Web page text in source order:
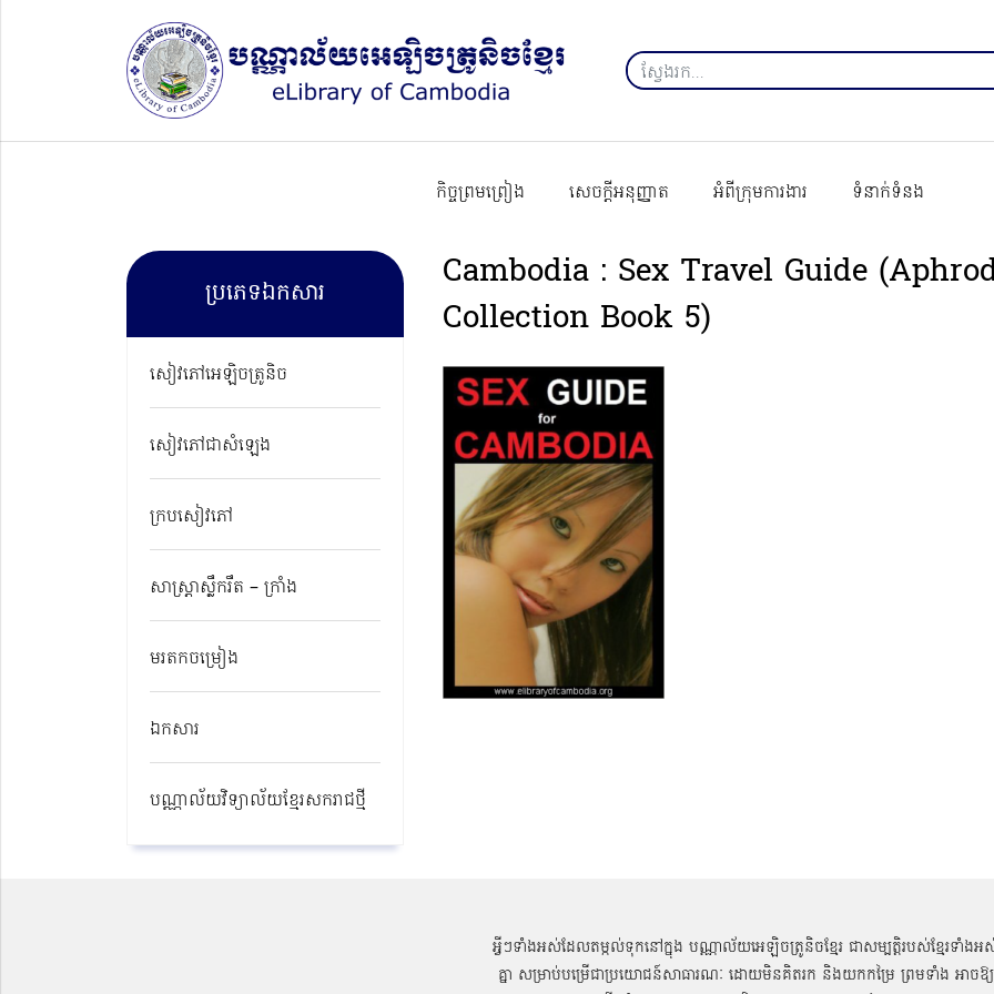
កិច្ចព្រមព្រៀង សេចក្ដីអនុញ្ញាត អំពីក្រុមការងារ ទំនាក់ទំនង
ប្រភេទឯកសារ
សៀវភៅអេឡិចត្រូនិច
សៀវភៅជាសំឡេង
ក្របសៀវភៅ
សាស្ត្រាស្លឹករឹត – ក្រាំង
មរតកចម្រៀង
ឯកសារ
បណ្ណាល័យវិទ្យាល័យខ្មែរសករាជថ្មី​
Cambodia : Sex Travel Guide
Collection Book 5)
អ្វីៗទាំងអស់ដែលតម្កល់ទុកនៅក្នុង បណ្ណាល័យអេឡិចត្រូនិចខ្មែរ ជាសម្បតិ្តរបស់ខ្មែរទាំងអ
គ្នា សម្រាប់បម្រើជាប្រយោជន៍សាធារណៈ ដោយមិនគិតរក និងយកកម្រៃ ព្រមទាំង អាចឱ្យ